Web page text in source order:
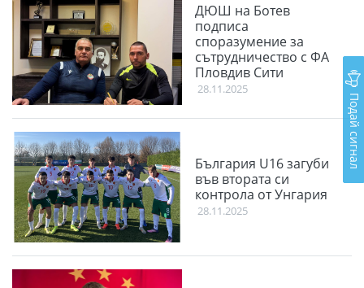
ДЮШ на Ботев
подписа
споразумение за
сътрудничество с ФА
Пловдив Сити
28.11.2025
България U16 загуби
във втората си
контрола от Унгария
28.11.2025
Подай сигнал